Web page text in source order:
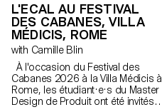
L'ECAL AU FESTIVAL
DES CABANES, VILLA
MÉDICIS, ROME
with Camille Blin
À l'occasion du Festival des
Cabanes 2026 à la Villa Médicis à
Rome, les étudiant·e·s du Master
Design de Produit ont été invités à